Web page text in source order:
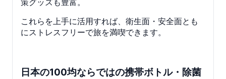
策グッズも豊富。
これらを上手に活用すれば、衛生面・安全面とも
にストレスフリーで旅を満喫できます。
日本の100均ならではの携帯ボトル・除菌